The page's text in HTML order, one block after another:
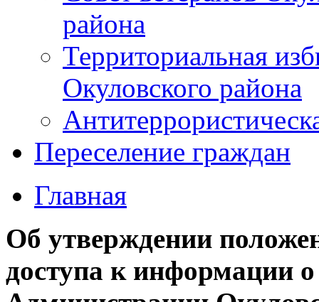
района
Территориальная
Окуловского района
Переселение граждан
Главная
Об утверждении
доступа к информации о